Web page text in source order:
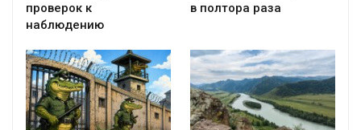
проверок к
наблюдению
в полтора раза